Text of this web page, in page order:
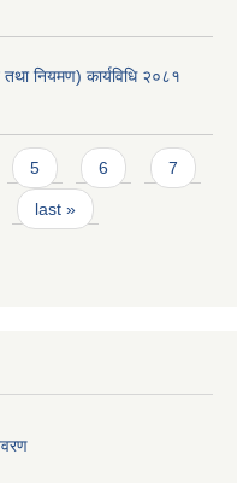
नियमण) कार्यविधि २०८१
5 6 7
last »